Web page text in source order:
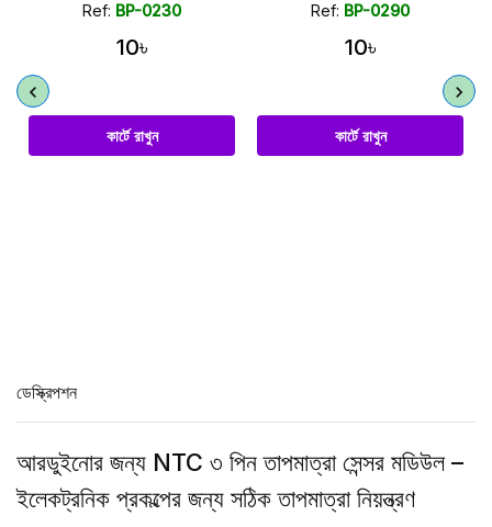
Ref: BP-0230
10৳
কার্টে রাখুন
Ref: BP-0290
10৳
কার্টে রাখুন
ডেস্ক্রিপশন
আরডুইনোর জন্য NTC ৩ পিন তাপমাত্রা সেন্সর মডিউল –
ইলেকট্রনিক প্রকল্পের জন্য সঠিক তাপমাত্রা নিয়ন্ত্রণ